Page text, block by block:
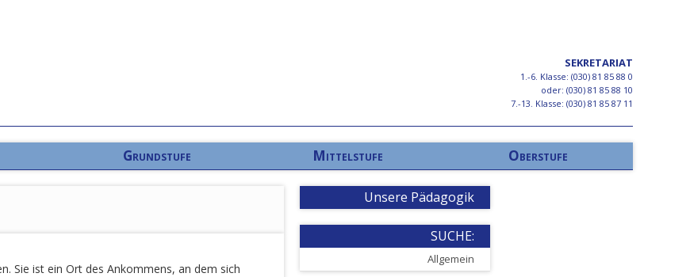
SEKRETARIAT
1.-6. Klasse: (030) 81 85 88 0
oder: (030) 81 85 88 10
7.-13. Klasse: (030) 81 85 87 11
Grundstufe Mittelstufe Oberstufe
Sie ist ein Ort des Ankommens, an dem sich
Unsere Pädagogik
SUCHE:
Allgemein